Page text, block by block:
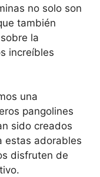
no solo son
también
la
increíbles
una
pangolines
sido creados
estas adorables
disfruten de